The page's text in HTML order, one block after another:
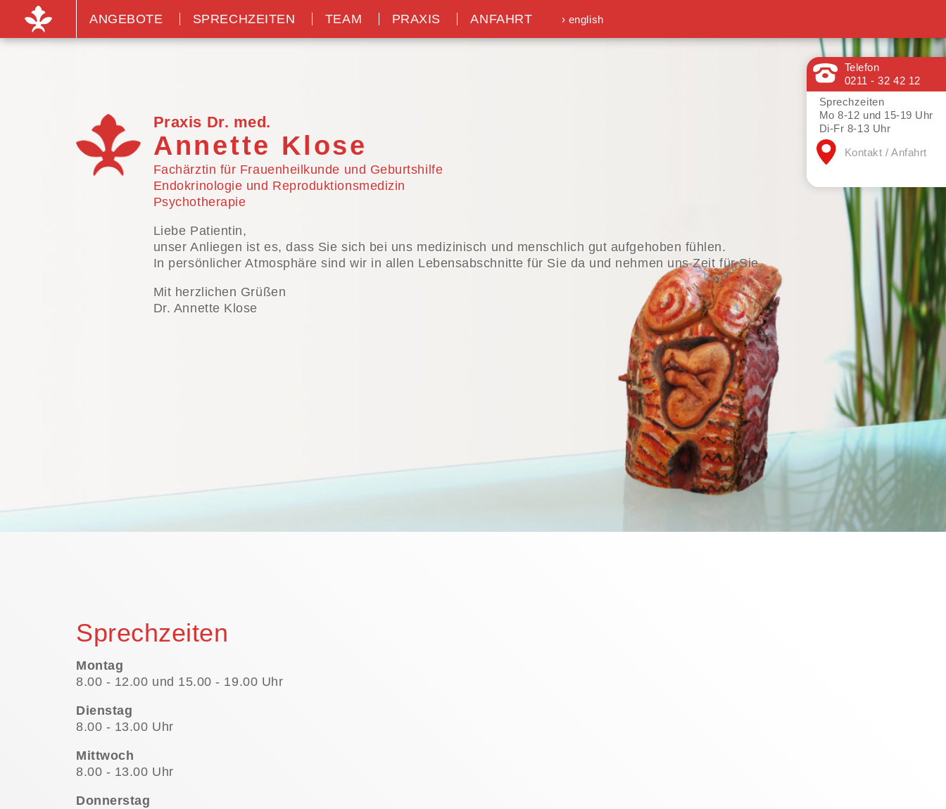
Dr. med. Annette Klose
ANGEBOTE SPRECHZEITEN TEAM PRAXIS ANFAHRT › english
Telefon
0211 - 32 42 12
Sprechzeiten
Mo 8-12 und 15-19 Uhr
Di-Fr 8-13 Uhr
Kontakt / Anfahrt
Praxis Dr. med.
Annette Klose
Fachärztin für Frauenheilkunde und Geburtshilfe
Endokrinologie und Reproduktionsmedizin
Psychotherapie
Liebe Patientin,
unser Anliegen ist es, dass Sie sich bei uns medizinisch und menschlich gut aufgehoben fühlen.
In persönlicher Atmosphäre sind wir in allen Lebensabschnitte für Sie da und nehmen uns Zeit für Sie.
Mit herzlichen Grüßen
Dr. Annette Klose
Sprechzeiten
Montag
8.00 - 12.00 und 15.00 - 19.00 Uhr
Dienstag
8.00 - 13.00 Uhr
Mittwoch
8.00 - 13.00 Uhr
Donnerstag